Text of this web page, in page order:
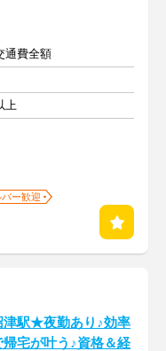
通費全額
上
バー歓迎
津駅★夜勤あり♪効率
帰宅が叶う♪資格＆経